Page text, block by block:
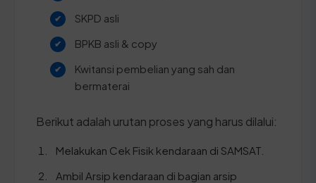
SKPD asli
BPKB asli & copy
Kwitansi pembelian yang sah dan
bermaterai
Berikut adalah urutan proses yang harus dilalui:
Melakukan Cek Fisik kendaraan di SAMSAT.
Ambil Arsip kendaraan di bagian arsip